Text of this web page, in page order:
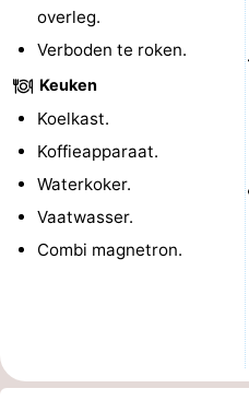
-
Nieuws
adressen
Regio
overleg.
Verboden te roken.
Keuken
Koelkast.
Koffieapparaat.
Waterkoker.
Vaatwasser.
Combi magnetron.